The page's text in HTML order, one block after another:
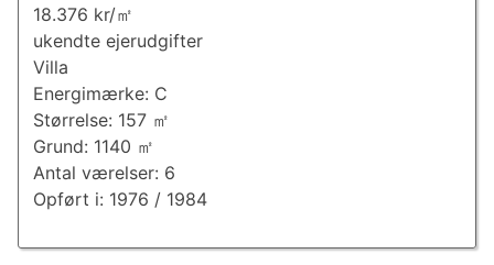
18.376 kr/㎡
ukendte ejerudgifter
Villa
Energimærke: C
Størrelse: 157 ㎡
Grund: 1140 ㎡
Antal værelser: 6
Opført i: 1976 / 1984